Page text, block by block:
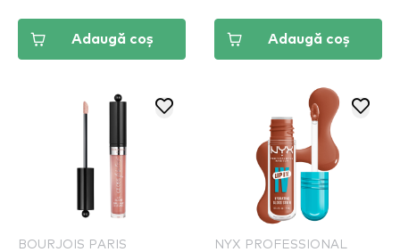
Adaugă coș Adaugă coș
BOURJOIS PARIS
NYX PROFESSIONAL